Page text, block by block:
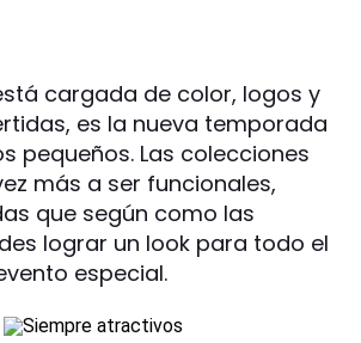
cargada de color, logos y
es la nueva temporada
pequeños. Las colecciones
más a ser funcionales,
que según como las
lograr un look para todo el
especial.